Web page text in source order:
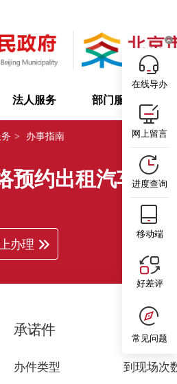
法人服务 部门服务
> 办事指南
预约出租汽车经
办理
承诺件
办件类型
0
到现场次
在线导办
网上留言
进度查询
移动端
好差评
常见问题